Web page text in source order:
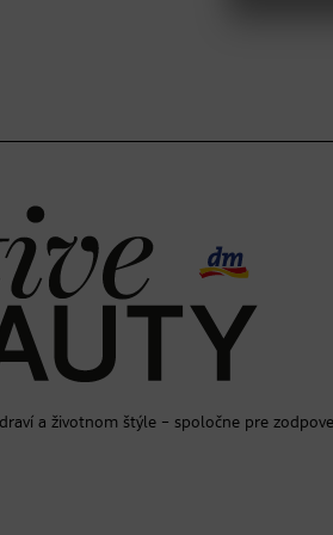
a životnom štýle – spoločne pre